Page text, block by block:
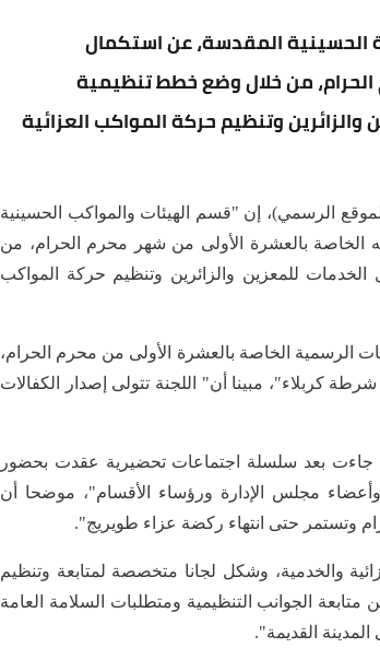
الحسينية المقدسة، عن استكمال
من خلال وضع خطط تنظيمية
وتنظيم حركة المواكب العزائية
الرسمي)، إن "قسم الهيئات والمواكب الحسينية
الخاصة بالعشرة الأولى من شهر محرم الحرام، من
للمعزين والزائرين وتنظيم حركة المواكب
الرسمية الخاصة بالعشرة الأولى من محرم الحرام،
كربلاء"، مبينا أن" اللجنة تتولى إصدار الكفالات
جاءت بعد سلسلة اجتماعات تحضيرية عقدت بحضور
وأعضاء مجلس الإدارة ورؤساء الأقسام"، موضحا أن
وتستمر حتى انتهاء ركضة عزاء طويريج".
موافقة للمواكب العزائية والخدمية، وشكل لجانا متخصصة لمتابعة وتنظيم
الجوانب التنظيمية ومتطلبات السلامة العامة
القديمة".